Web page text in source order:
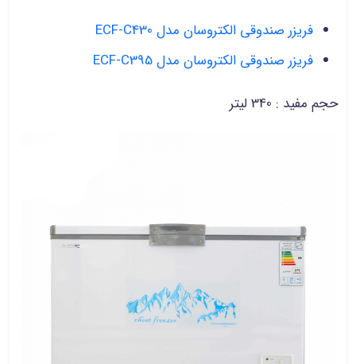
فریزر صندوقی الکتروسان مدل ECF-C430
فریزر صندوقی الکتروسان مدل ECF-C395
حجم مفید : 340 لیتر